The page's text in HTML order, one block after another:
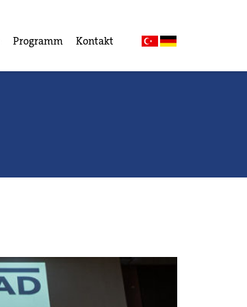
Programm Kontakt